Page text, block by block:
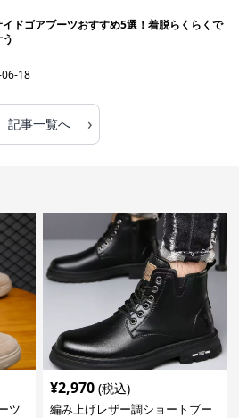
イドゴアブーツおすすめ5選！着脱らくらくで
18
記事一覧へ ›
ツ
¥2,970 (税込)
編み上げレザー調ショートブー